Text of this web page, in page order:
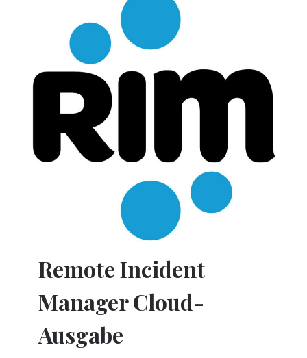
Remote Incident
Manager Cloud-
Ausgabe